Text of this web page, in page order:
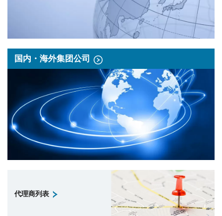
国内・海外集团公司
代理商列表